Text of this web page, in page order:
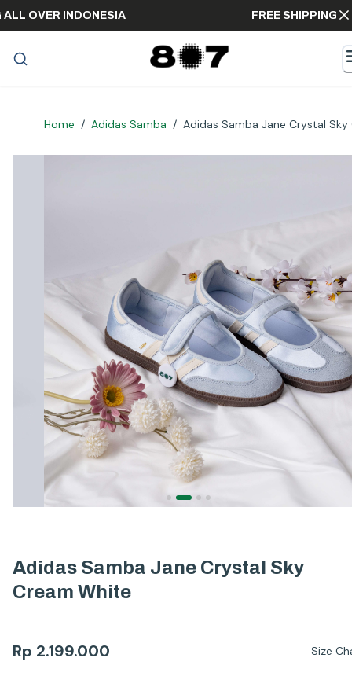
ALL OVER INDONESIA FREE
Home / Adidas Samba / Adidas Samba Jane Crystal
Adidas Samba Jane Crystal Sky
Cream White
Rp 2.199.000 Size